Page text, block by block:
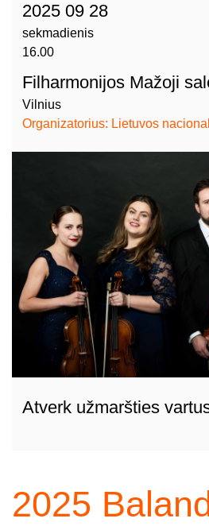
2025 09 28
sekmadienis
16.00
Filharmonijos Mažoji
Vilnius
Organizatorius: Lietuvos
Atverk užmaršties
2025